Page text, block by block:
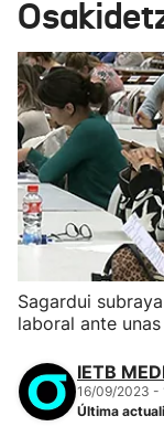
Sagardui
laboral ante
IETB
16/09/2023 -
Última